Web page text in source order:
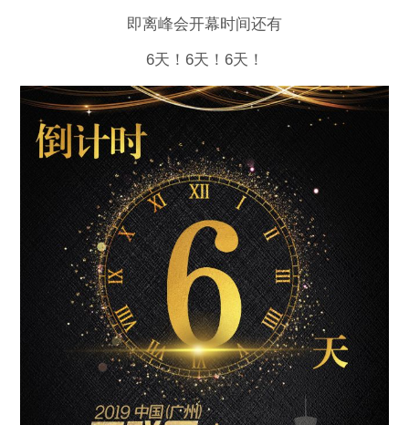
即离峰会开幕时间还有
6天！6天！6天！